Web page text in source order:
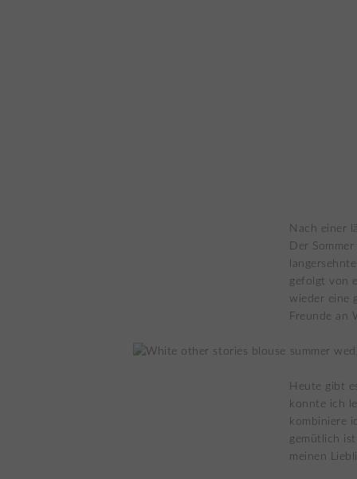
Nach einer
Der
gefolgt von
wieder eine
Freunde an
Heute gibt
konnte ich
kombiniere
gemütlich
meinen